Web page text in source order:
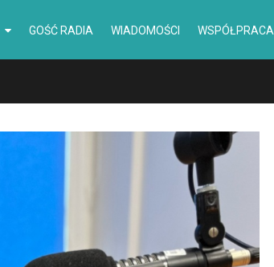
GOŚĆ RADIA WIADOMOŚCI WSPÓŁPRACA